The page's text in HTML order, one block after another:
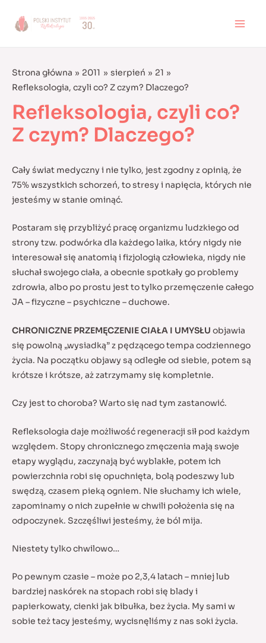
Strona główna 2011 sierpień
21
Refleksologia, czyli co? Z czym? Dlaczego?
Refleksologia, czyli co?
Z czym? Dlaczego?
Cały świat medyczny i nie tylko, jest zgodny z opinią, że
75% wszystkich schorzeń, to stresy i napięcia, których nie
jesteśmy w stanie ominąć.
Postaram się przybliżyć pracę organizmu ludzkiego od
strony tzw. podwórka dla każdego laika, który nigdy nie
interesował się anatomią i fizjologią człowieka, nigdy nie
słuchał swojego ciała, a obecnie spotkały go problemy
zdrowia, albo po prostu jest to tylko przemęczenie całego
JA – fizyczne – psychiczne – duchowe.
CHRONICZNE PRZEMĘCZENIE CIAŁA I UMYSŁU objawia
się powolną „wysiadką” z pędzącego tempa codziennego
życia. Na początku objawy są odległe od siebie, potem są
krótsze i krótsze, aż zatrzymamy się kompletnie.
Czy jest to choroba? Warto się nad tym zastanowić.
Refleksologia daje możliwość regeneracji sił pod każdym
względem. Stopy chronicznego zmęczenia mają swoje
etapy wyglądu, zaczynają być wyblakłe, potem ich
powierzchnia robi się opuchnięta, bolą podeszwy lub
swędzą, czasem pieką ogniem. Nie słuchamy ich wiele,
zapominamy o nich zupełnie w chwili położenia się na
odpoczynek. Szczęśliwi jesteśmy, że ból mija.
Niestety tylko chwilowo…
Po pewnym czasie – może po 2,3,4 latach – mniej lub
bardziej naskórek na stopach robi się blady i
papierkowaty, cienki jak bibułka, bez życia. My sami w
sobie też tacy jesteśmy, wycisnęliśmy z nas soki życia.